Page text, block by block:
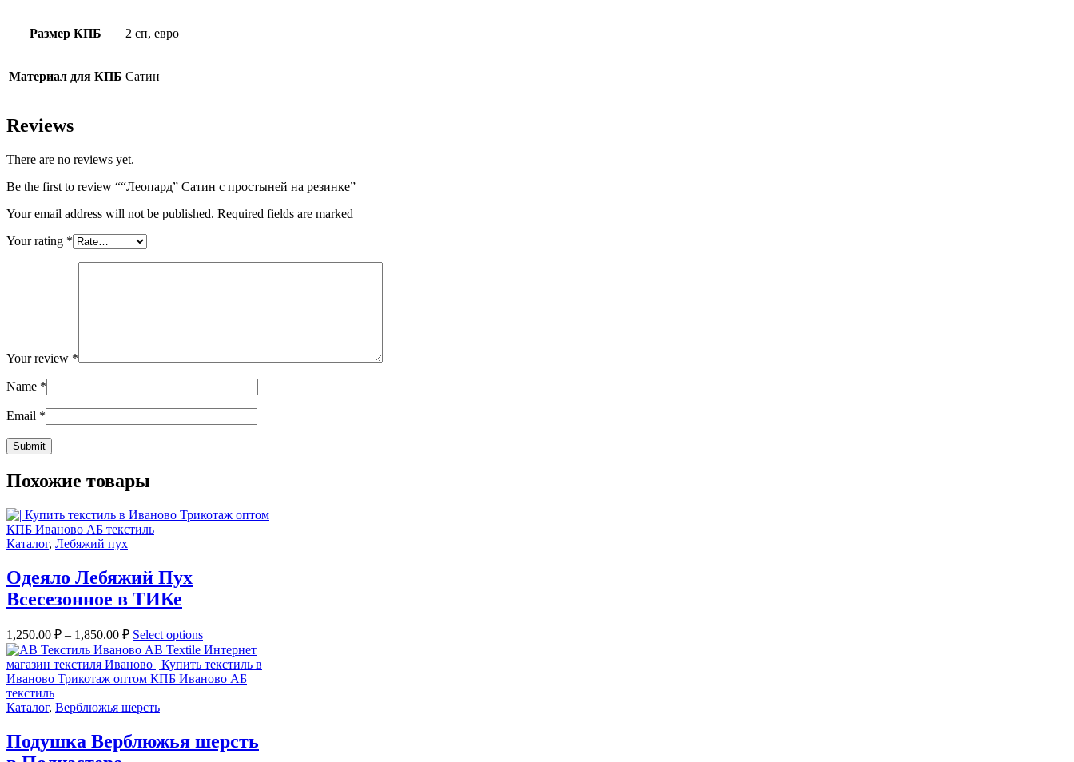
Размер КПБ 2 сп, евро
Материал для КПБ Сатин
Reviews
There are no reviews yet.
Be the first to review ““Леопард” Сатин с простыней на резинке”
Your email address will not be published. Required fields are marked
Your rating *
Your review *
Name *
Email *
Похожие товары
Каталог, Лебяжий пух
Одеяло Лебяжий Пух
Всесезонное в ТИКе
1,250.00 ₽ – 1,850.00 ₽ Select options
Каталог, Верблюжья шерсть
Подушка Верблюжья шерсть